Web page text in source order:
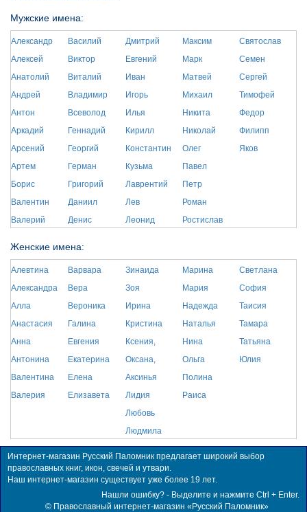
Мужские имена:
Александр
Алексей
Анатолий
Андрей
Антон
Аркадий
Арсений
Артем
Борис
Валентин
Валерий
Василий
Виктор
Виталий
Владимир
Всеволод
Геннадий
Георгий
Герман
Григорий
Даниил
Денис
Дмитрий
Евгений
Иван
Игорь
Илья
Кирилл
Константин
Кузьма
Лаврентий
Лев
Леонид
Максим
Марк
Матвей
Михаил
Никита
Николай
Олег
Павел
Петр
Роман
Ростислав
Святослав
Семен
Сергей
Тимофей
Федор
Филипп
Яков
Женские имена:
Алевтина
Александра
Алла
Анастасия
Анна
Антонина
Валентина
Валерия
Варвара
Вера
Вероника
Галина
Евгения
Екатерина
Елена
Елизавета
Зинаида
Зоя
Ирина
Кристина
Ксения,
Оксана,
Аксинья
Лидия
Любовь
Людмила
Марина
Мария
Надежда
Наталья
Нина
Ольга
Полина
Раиса
Светлана
София
Таисия
Тамара
Татьяна
Юлия
Интернет-магазин Русский Паломник предлагает широкий выбор
православных книг, икон, свечей и утвари.
Наш интернет-магазин существует уже более 19 лет.
Нашли ошибку? - Выделите и нажмите Ctrl + Enter.
© Православный интернет-магазин «Русский Паломник»